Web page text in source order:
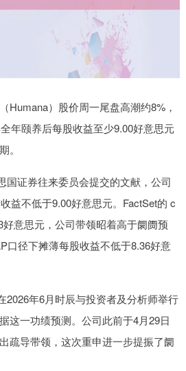
）股价周一尾盘高潮约8%，
年颐养后每股收益至少9.00好意思元
。
证券往来委员会提交的文献，公司
益不低于9.00好意思元。FactSet的 c
意思元，公司带领昭着高于阛阓预
口径下摊薄每股收益不低于8.36好意
年6月时辰与投资者及分析师举行
这一功绩预测。公司此前于4月29日
疏导带领，这次重申进一步提振了阛